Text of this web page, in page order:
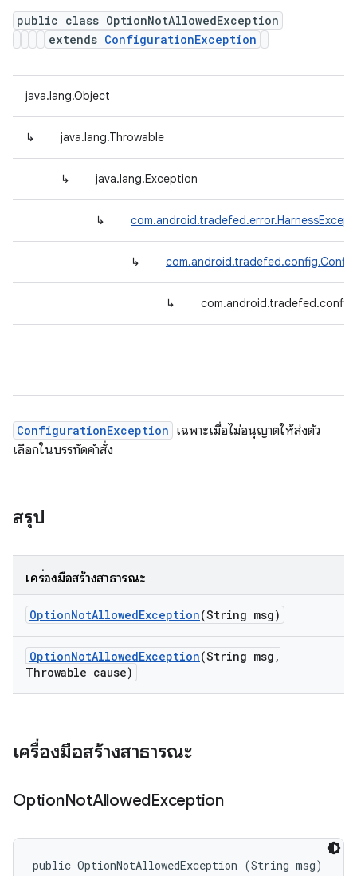
public class OptionNotAllowedException
extends ConfigurationException
java.lang.Object
↳ java.lang.Throwable
↳ java.lang.Exception
↳
↳
↳
ConfigurationException เฉพาะเมื่อไม่อนุญาตให้ส่งตัว
เลือกในบรรทัดคำสั่ง
สรุป
เครื่องมือสร้างสาธารณะ
OptionNotAllowedException(String msg)
OptionNotAllowedException(String msg ,
Throwable cause)
เครื่องมือสร้างสาธารณะ
OptionNotAllowedException
public OptionNotAllowedException (String msg)